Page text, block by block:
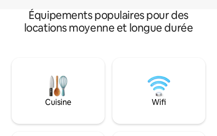
Équipements populaires pour des
locations moyenne et longue durée
Cuisine Wifi